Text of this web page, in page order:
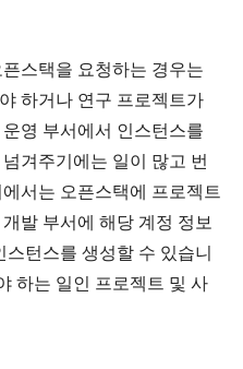
스택을 요청하는 경우는
하거나 연구 프로젝트가
운영 부서에서 인스턴스를
겨주기에는 일이 많고 번
서는 오픈스택에 프로젝트
발 부서에 해당 계정 정보
턴스를 생성할 수 있습니
하는 일인 프로젝트 및 사